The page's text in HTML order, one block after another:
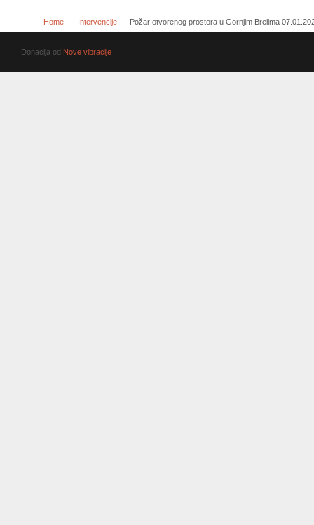
Home Intervencije Požar otvorenog prostora u Gornjim Brelima
Donacija od Nove vibracije